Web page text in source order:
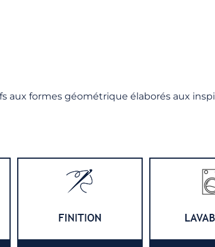
aux formes géométrique élaborés aux